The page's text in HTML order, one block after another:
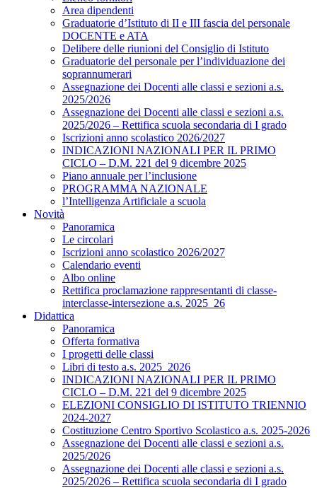
Area dipendenti
Graduatorie d’Istituto di II e III fascia del personale
DOCENTE e ATA
Delibere delle riunioni del Consiglio di Istituto
Graduatorie del personale per l’individuazione dei
soprannumerari
Assegnazione dei Docenti alle classi e sezioni a.s.
2025/2026
Assegnazione dei Docenti alle classi e sezioni a.s.
2025/2026 – Rettifica scuola secondaria di I grado
Iscrizioni anno scolastico 2026/2027
INDICAZIONI NAZIONALI PER IL PRIMO
CICLO – D.M. 221 del 9 dicembre 2025
Piano annuale per l’inclusione
PROGRAMMA NAZIONALE
l’Intelligenza Artificiale a scuola
Novità
Panoramica
Le circolari
Iscrizioni anno scolastico 2026/2027
Calendario eventi
Albo online
Rettifica proclamazione rappresentanti di classe-
interclasse-intersezione a.s. 2025_26
Didattica
Panoramica
Offerta formativa
I progetti delle classi
Libri di testo a.s. 2025_2026
INDICAZIONI NAZIONALI PER IL PRIMO
CICLO – D.M. 221 del 9 dicembre 2025
ELEZIONI CONSIGLIO DI ISTITUTO TRIENNIO
2024-2027
Costituzione Centro Sportivo Scolastico a.s. 2025-2026
Assegnazione dei Docenti alle classi e sezioni a.s.
2025/2026
Assegnazione dei Docenti alle classi e sezioni a.s.
2025/2026 – Rettifica scuola secondaria di I grado